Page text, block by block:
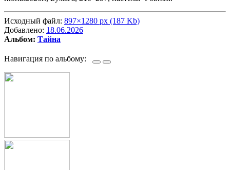
Исходный файл: 897×1280 px (187 Kb)
Добавлено: 18.06.2026
Альбом: Тайна
Навигация по альбому: